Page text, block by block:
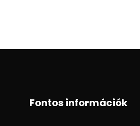
Fontos információk